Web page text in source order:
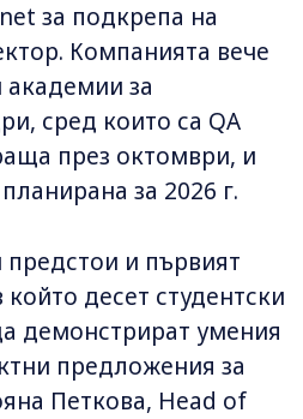
за подкрепа на
Компанията вече
академии за
сред които са QA
през октомври, и
за 2026 г.
и първият
десет студентски
демонстрират умения
предложения за
Петкова, Head of